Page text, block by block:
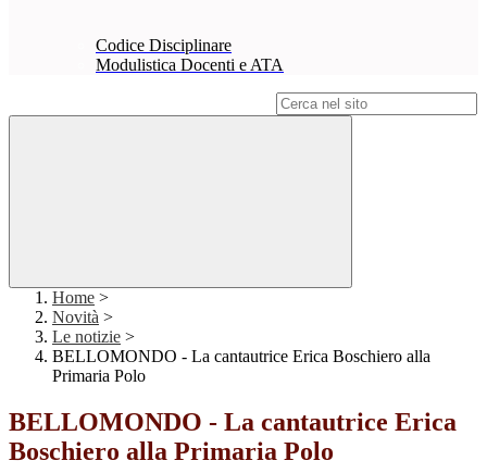
Codice Disciplinare
Modulistica Docenti e ATA
Home >
Novità >
Le notizie >
BELLOMONDO - La cantautrice Erica Boschiero alla
Primaria Polo
BELLOMONDO - La cantautrice Erica
Boschiero alla Primaria Polo